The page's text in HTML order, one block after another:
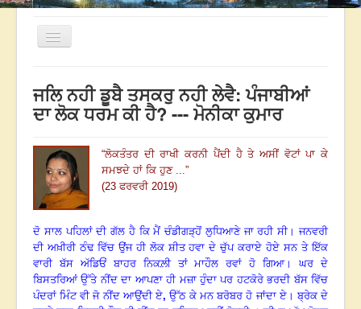
Toggle
ਰਚਨਾਵਾਂ
ਸੰਪਰਕ
We have 408 guests and no members online
2799459
ਜਲਿ ਨਹੀ ਡੂਬੈ ਤਸਕਰੁ ਨਹੀ ਲੇਵੈ: ਪੰਜਾਬੀਆਂ
ਦਾ ਲੋਕ ਧਰਮ ਕੀ ਹੈ? --- ਮੋਨੀਕਾ ਕੁਮਾਰ
“ਲੋਕਤੰਤਰ ਦੀ ਰਾਖੀ ਕਰਨੀ ਪੈਂਦੀ ਹੈ ਤੇ ਅਸੀਂ ਵੋਟਾਂ ਪਾ ਕੇ
ਸਮਝਦੇ ਹਾਂ ਕਿ ਹੁਣ ...”
(23 ਫਰਵਰੀ 2019)
ਦੋ ਸਾਲ ਪਹਿਲਾਂ ਦੀ ਗੱਲ ਹੈ ਕਿ ਮੈਂ ਚੰਡੀਗੜ੍ਹੋਂ ਲੁਧਿਆਣੇ ਜਾ ਰਹੀ ਸੀ। ਜਨਵਰੀ
ਦੀ ਅਖ਼ੀਰੀ ਠੰਢ ਵਿੱਚ ਉਂਜ ਹੀ ਲੋਕ ਸ਼ੀਤ ਹਵਾ ਦੇ ਚੁੱਪ ਕਰਾਏ ਹੋਏ ਸਨ ਤੇ ਇੱਕ
ਵਾਰੀ ਬੱਸ ਅੱਡਿਓਂ ਬਾਹਰ ਨਿਕਲ਼ੀ ਤਾਂ ਮਾਹੌਲ ਰਵਾਂ ਹੋ ਗਿਆ। ਘਰ ਦੇ
ਬਿਸਤਰਿਆਂ ਉੱਤੇ ਨੀਂਦ ਦਾ ਆਪਣਾ ਹੀ ਮਜ਼ਾ ਹੁੰਦਾ ਪਰ ਹਟਕੋਰੇ ਭਰਦੀ ਬੱਸ ਵਿੱਚ
ਪੰਦਰਾਂ ਮਿੰਟ ਵੀ ਜੋ ਨੀਂਦ ਆਉਂਦੀ ਏ, ਉੱਠ ਕੇ ਮਨ ਬਰੋਬਰ ਹੋ ਜਾਂਦਾ ਏ। ਬ੍ਰੇਕ ਦੇ